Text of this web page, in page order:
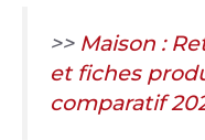
>> Maison :
et fiches
comparatif